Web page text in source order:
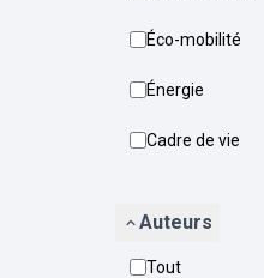
Éco-mobilité
Énergie
Cadre de vie
Auteurs
Tout